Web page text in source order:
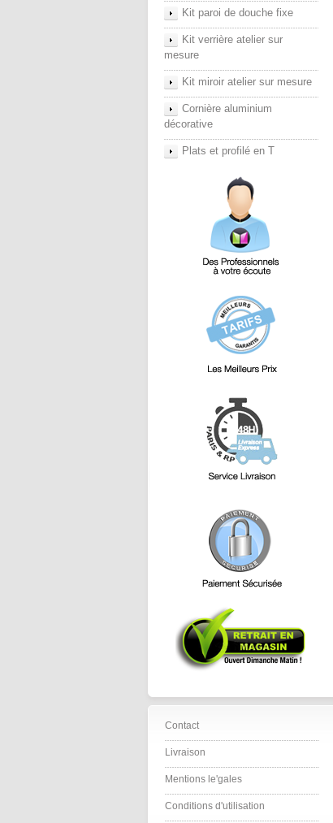
Kit paroi de douche fixe
Kit verrière atelier sur
mesure
Kit miroir atelier sur mesure
Cornière aluminium
décorative
Plats et profilé en T
Contact
Livraison
Mentions le'gales
Conditions d'utilisation